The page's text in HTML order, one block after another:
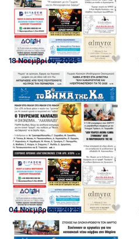
18 Νοεμβρίου, 2025
04 Νοεμβρίου, 2025